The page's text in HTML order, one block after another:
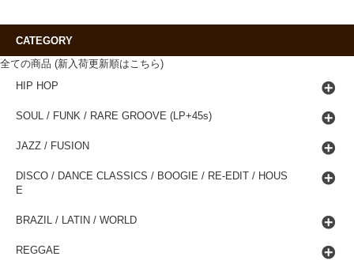
CATEGORY
全ての商品 (新入荷更新順はこちら)
HIP HOP
SOUL / FUNK / RARE GROOVE (LP+45s)
JAZZ / FUSION
DISCO / DANCE CLASSICS / BOOGIE / RE-EDIT / HOUS
E
BRAZIL / LATIN / WORLD
REGGAE